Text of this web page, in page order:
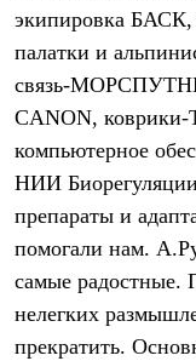
Брюки
Детская одежда
Утепленная пухом
Комбинезоны
Куртки
Утепленная
Комбинезоны
Куртки
Брюки
Лёгкая одежда
Футболки
Брюки
Софтшелл одежда
экипировка БАСК,
палатки и
связь-
CANON,
компьютерное
НИИ
препараты и
помогали нам.
самые радостные.
нелегких
прекратить.